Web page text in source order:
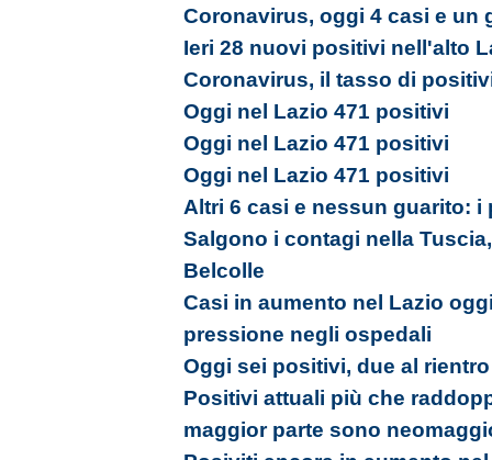
Coronavirus, oggi 4 casi e un
Ieri 28 nuovi positivi nell'alto
Coronavirus, il tasso di
Oggi nel Lazio 471 positivi
Oggi nel Lazio 471 positivi
Oggi nel Lazio 471 positivi
Altri 6 casi e nessun guarito:
Salgono i contagi nella
Belcolle
Casi in aumento nel Lazio
pressione negli ospedali
Oggi sei positivi, due al
Positivi attuali più che
maggior parte sono